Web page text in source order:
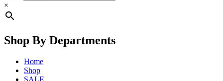
×
Shop By Departments
Home
Shop
SALE